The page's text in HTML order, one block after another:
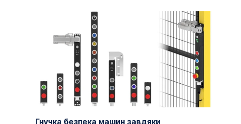
Гнучка безпека машин завдяки